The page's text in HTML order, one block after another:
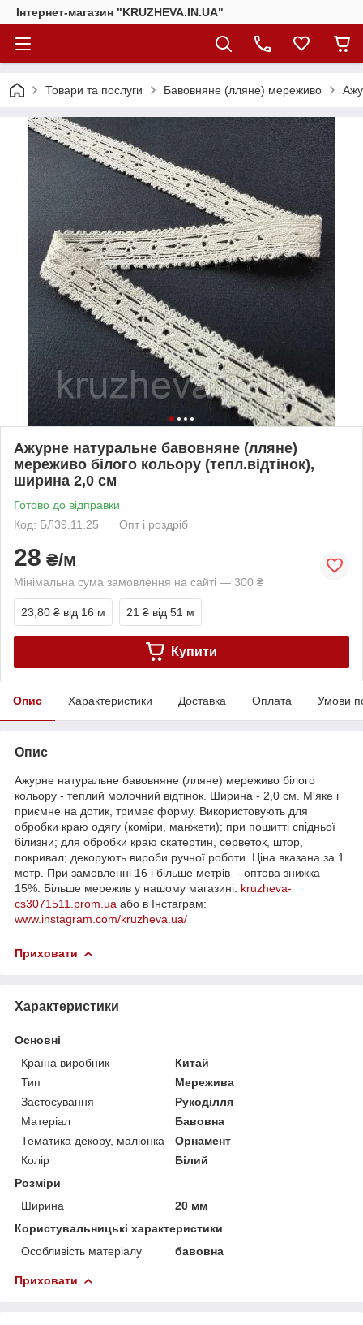
Інтернет-магазин "KRUZHEVA.IN.UA"
Товари та послуги Бавовняне (лляне) мереживо
Ажурне натуральне бавовняне (лляне)
мереживо білого кольору (тепл.відтінок),
ширина 2,0 см
Готово до відправки
Код: БЛ39.11.25
Опт і роздріб
28 ₴/м
Мінімальна сума замовлення на сайті — 300 ₴
23,80 ₴ від 16 м 21 ₴ від 51 м
Купити
Опис Характеристики Доставка Оплата Умови
Опис
Ажурне натуральне бавовняне (лляне) мереживо білого
кольору - теплий молочний відтінок. Ширина - 2,0 см. М'яке і
приємне на дотик, тримає форму. Використовують для
обробки краю одягу (коміри, манжети); при пошитті спідньої
білизни; для обробки краю скатертин, серветок, штор,
покривал; декорують вироби ручної роботи. Ціна вказана за 1
метр. При замовленні 16 і більше метрів - оптова знижка
15%. Більше мережив у нашому магазині: kruzheva-
cs3071511.prom.ua або в Інстаграм:
www.instagram.com/kruzheva.ua/
Приховати
Характеристики
Основні
Країна виробник
Китай
Тип
Мережива
Застосування
Рукоділля
Матеріал
Бавовна
Тематика декору, малюнка
Орнамент
Колір
Білий
Розміри
Ширина
20 мм
Користувальницькі характеристики
Особливість матеріалу
бавовна
Приховати